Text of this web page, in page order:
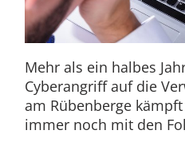
Mehr als ein halbes
Cyberangriff auf die
am Rübenberge
immer noch mit den